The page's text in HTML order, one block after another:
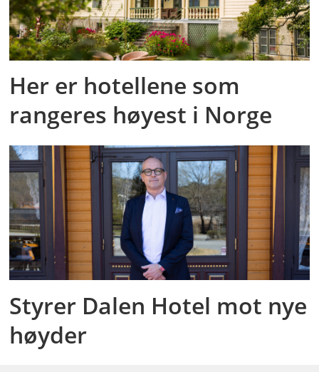
Her er hotellene som
rangeres høyest i Norge
Styrer Dalen Hotel mot nye
høyder